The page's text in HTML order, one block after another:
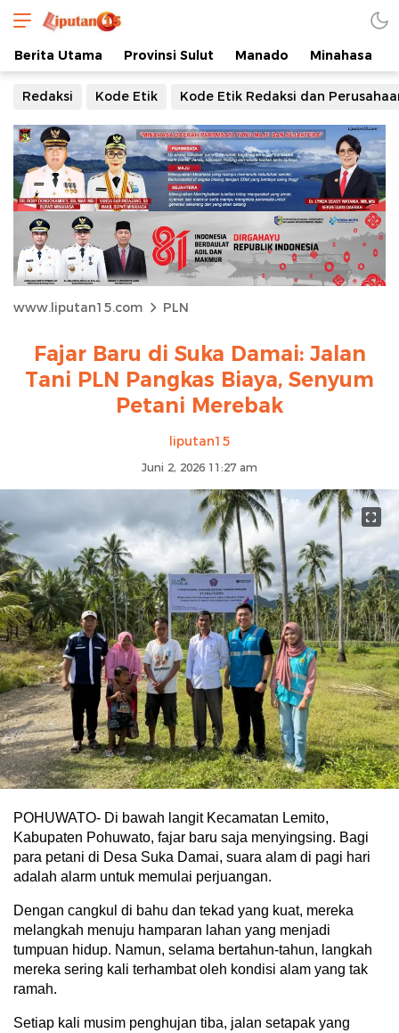
Berita Utama Provinsi Sulut Manado Minahasa
Redaksi Kode Etik Kode Etik Redaksi dan
www.liputan15.com PLN
Fajar Baru di Suka Damai: Jalan
Tani PLN Pangkas Biaya, Senyum
Petani Merebak
liputan15
Juni 2, 2026 11:27 am
POHUWATO- Di bawah langit Kecamatan Lemito,
Kabupaten Pohuwato, fajar baru saja menyingsing. Bagi
para petani di Desa Suka Damai, suara alam di pagi hari
adalah alarm untuk memulai perjuangan.
Dengan cangkul di bahu dan tekad yang kuat, mereka
melangkah menuju hamparan lahan yang menjadi
tumpuan hidup. Namun, selama bertahun-tahun, langkah
mereka sering kali terhambat oleh kondisi alam yang tak
ramah.
Setiap kali musim penghujan tiba, jalan setapak yang